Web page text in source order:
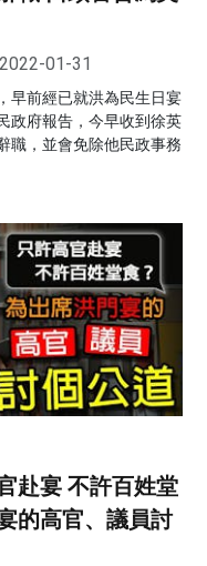
2022-01-31
早前經已就洪為民生日宴
政府報告，今早收到徐英
職，並會免除他民政事務
赴宴 不許百姓堂
的高官、議員討